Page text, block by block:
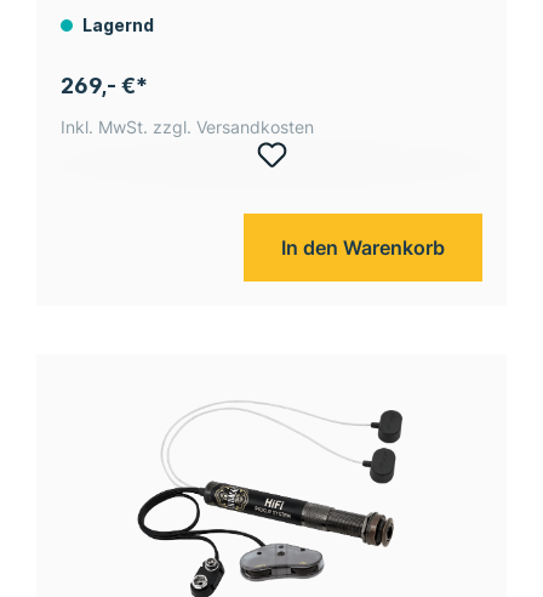
Lagernd
269,- €*
Inkl. MwSt. zzgl. Versandkosten
In den Warenkorb